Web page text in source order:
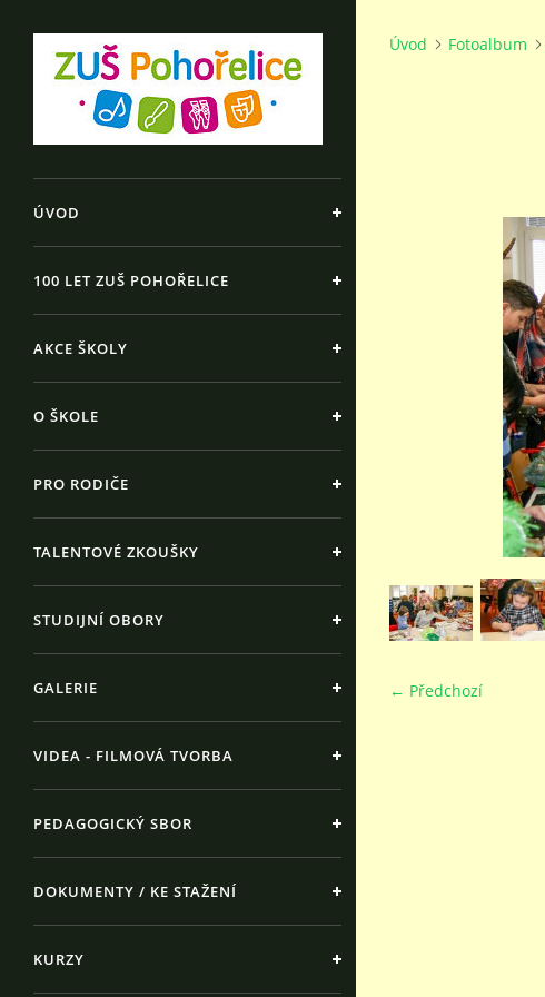
ÚVOD
100 LET ZUŠ POHOŘELICE
AKCE ŠKOLY
O ŠKOLE
PRO RODIČE
TALENTOVÉ ZKOUŠKY
STUDIJNÍ OBORY
GALERIE
VIDEA - FILMOVÁ TVORBA
PEDAGOGICKÝ SBOR
DOKUMENTY / KE STAŽENÍ
KURZY
Úvod Fotoalbum
← Předchozí